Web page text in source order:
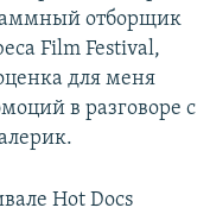
отборщик
Film Festival,
для меня
в разговоре с
Hot Docs